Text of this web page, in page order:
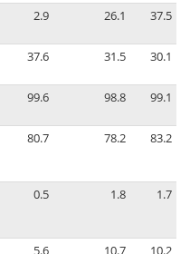
2.9 26.1 37.5
37.6 31.5 30.1
99.6 98.8 99.1
80.7 78.2 83.2
0.5 1.8 1.7